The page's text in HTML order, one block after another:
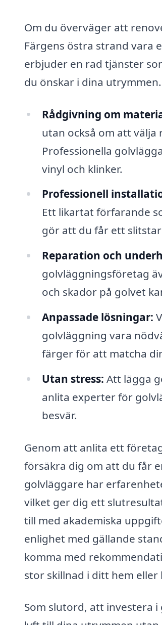
Om du överväger att
Färgens östra strand vara
erbjuder en rad tjänster
du önskar i dina
Rådgivning om
utan också om att
Professionella
vinyl och klinker.
Professionell
Ett likartat förfarande
gör att du får ett
Reparation och
golvläggningsföretag
och skador på golvet
Anpassade lösningar:
golvläggning vara
färger för att matcha
Utan stress: Att lägga
anlita experter för
besvär.
Genom att anlita ett
försäkra dig om att du får
golvläggare har
vilket ger dig ett
till med akademiska
enlighet med gällande
komma med
stor skillnad i ditt hem eller
Som slutord, att investera